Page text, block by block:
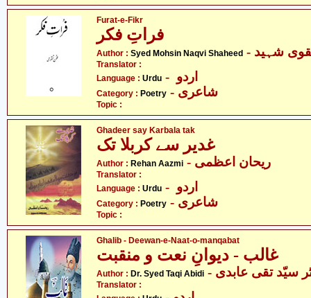
Furat-e-Fikr
فراتِ فکر
Author : Syed Mohsin Naqvi Shaheed شہید
Translator :
Language : Urdu
Category : Poetry - شاعری
Topic :
Ghadeer say Karbala tak
Author : Rehan Aazmi - ریحان اعظمی
Translator :
Language : Urdu
Category : Poetry - شاعری
Topic :
Ghalib - Deewan-e-Naat-o-manqabat
غالب - دیوانِ نعت و منقبت
Author : Dr. Syed Taqi Abidi سیّد تقی عابدی
Translator :